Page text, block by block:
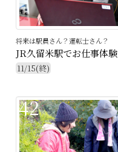
将来は駅員さん？運転士さん？
JR久留米駅でお仕事体験
11/15(終)
42